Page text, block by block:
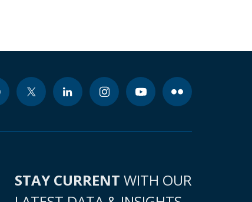
STAY CURRENT WITH OUR